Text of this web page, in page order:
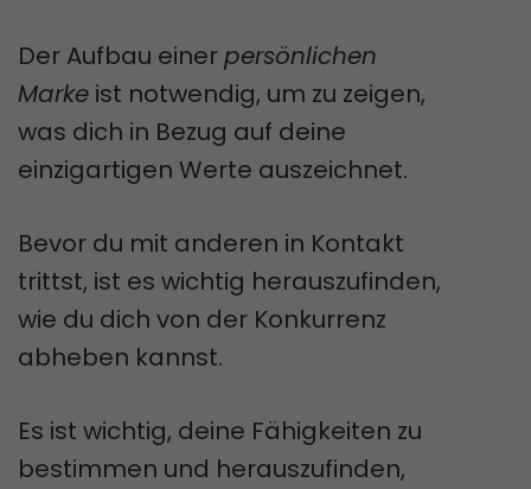
Der Aufbau einerpersönlichen
Marke ist notwendig, um zu zeigen,
was dich in Bezug auf deine
einzigartigen Werte auszeichnet.
Bevor du mit anderen in Kontakt
trittst, ist es wichtig herauszufinden,
wie du dich von der Konkurrenz
abheben kannst.
Es ist wichtig, deine Fähigkeiten zu
bestimmen und herauszufinden,